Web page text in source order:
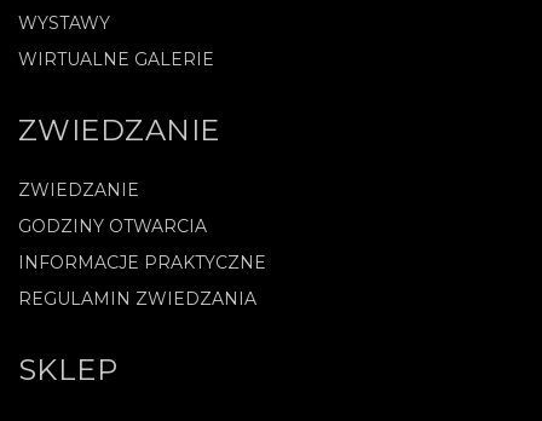
WYSTAWY
WIRTUALNE GALERIE
ZWIEDZANIE
ZWIEDZANIE
GODZINY OTWARCIA
INFORMACJE PRAKTYCZNE
REGULAMIN ZWIEDZANIA
SKLEP